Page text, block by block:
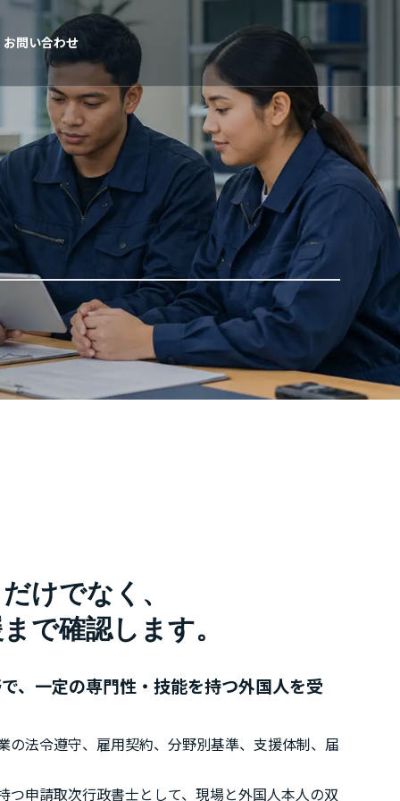
お問い合わせ
けでなく、
で確認します。
、一定の専門性・技能を持つ外国人を受
法令遵守、雇用契約、分野別基準、支援体制、届
申請取次行政書士として、現場と外国人本人の双